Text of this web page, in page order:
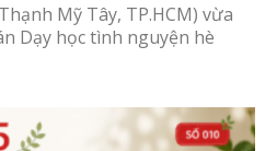
Mỹ Tây, TP.HCM) vừa
Dạy học tình nguyện hè